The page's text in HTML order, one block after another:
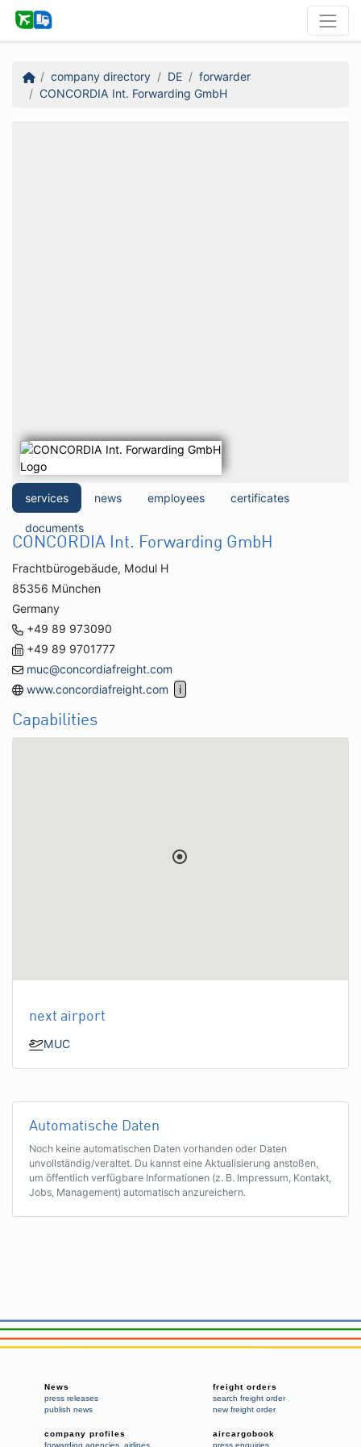
company directory DE
forwarder
CONCORDIA Int. Forwarding GmbH
services news employees certificates
documents
CONCORDIA Int. Forwarding GmbH
Frachtbürogebäude, Modul H
85356 München
Germany
+49 89 973090
+49 89 9701777
muc@concordiafreight.com
www.concordiafreight.com
Capabilities
next airport
MUC
Automatische Daten
Noch keine automatischen Daten vorhanden oder Daten
unvollständig/veraltet. Du kannst eine Aktualisierung anstoßen,
um öffentlich verfügbare Informationen (z. B. Impressum, Kontakt,
Jobs, Management) automatisch anzureichern.
News
press releases
publish news
freight orders
search freight order
new freight order
company profiles
forwarding agencies airlines
aircargobook
press enquiries